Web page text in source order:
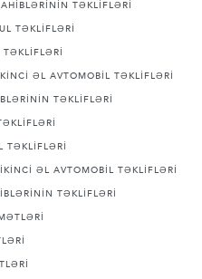
TƏKLİFLƏRİ
TƏKLİFLƏRİ
TƏKLİFLƏRİ
ƏL AVTOMOBİL TƏKLİFLƏRİ
TƏKLİFLƏRİ
TƏKLİFLƏRİ
ƏL AVTOMOBİL TƏKLİFLƏRİ
TƏKLİFLƏRİ